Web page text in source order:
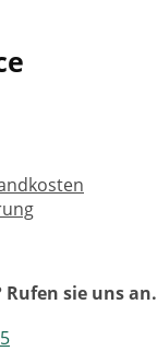
Rufen sie uns an.